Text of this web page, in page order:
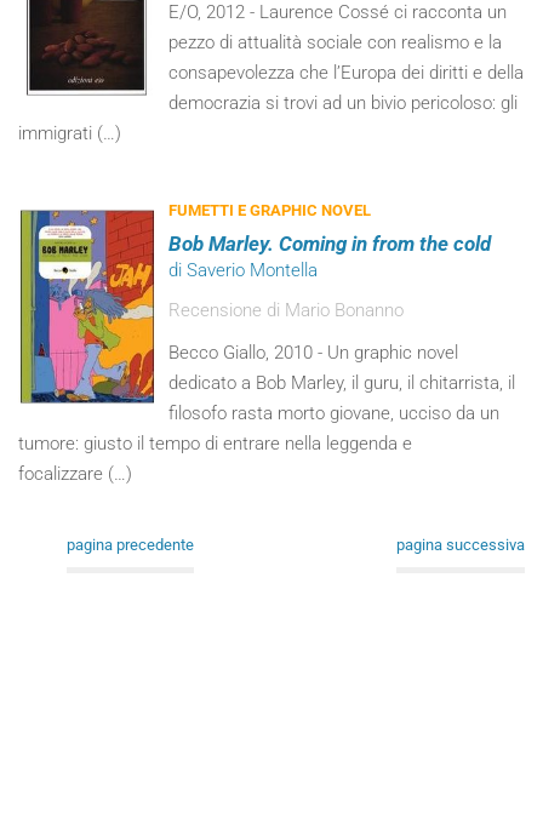
E/O, 2012 - Laurence Cossé ci racconta un
pezzo di attualità sociale con realismo e la
consapevolezza che l’Europa dei diritti e della
democrazia si trovi ad un bivio pericoloso: gli
immigrati (…)
FUMETTI E GRAPHIC NOVEL
Bob Marley. Coming in from the cold
di Saverio Montella
Recensione di Mario Bonanno
Becco Giallo, 2010 - Un graphic novel
dedicato a Bob Marley, il guru, il chitarrista, il
filosofo rasta morto giovane, ucciso da un
tumore: giusto il tempo di entrare nella leggenda e
focalizzare (…)
pagina precedente pagina successiva